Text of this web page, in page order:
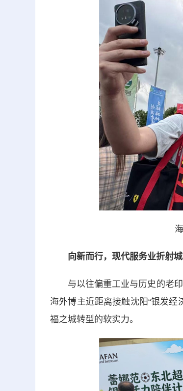
向新而行，现代服务业折射城
与以往偏重工业与历史的老印
海外博主近距离接触沈阳“银发经
福之城转型的软实力。